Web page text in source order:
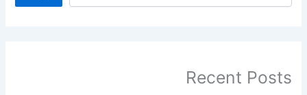
Recent Posts